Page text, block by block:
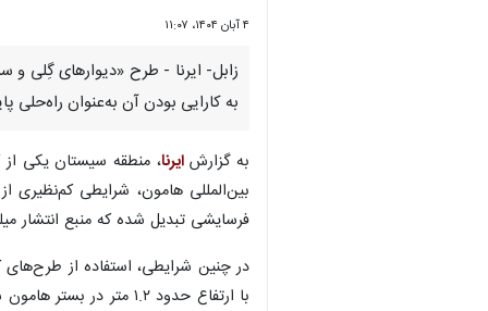
۴ آبان ۱۴۰۴، ۱۱:۰۷